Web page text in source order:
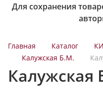
о
а
т
Для сохранения
Главная Каталог
Калужская Б.М.
Калужская